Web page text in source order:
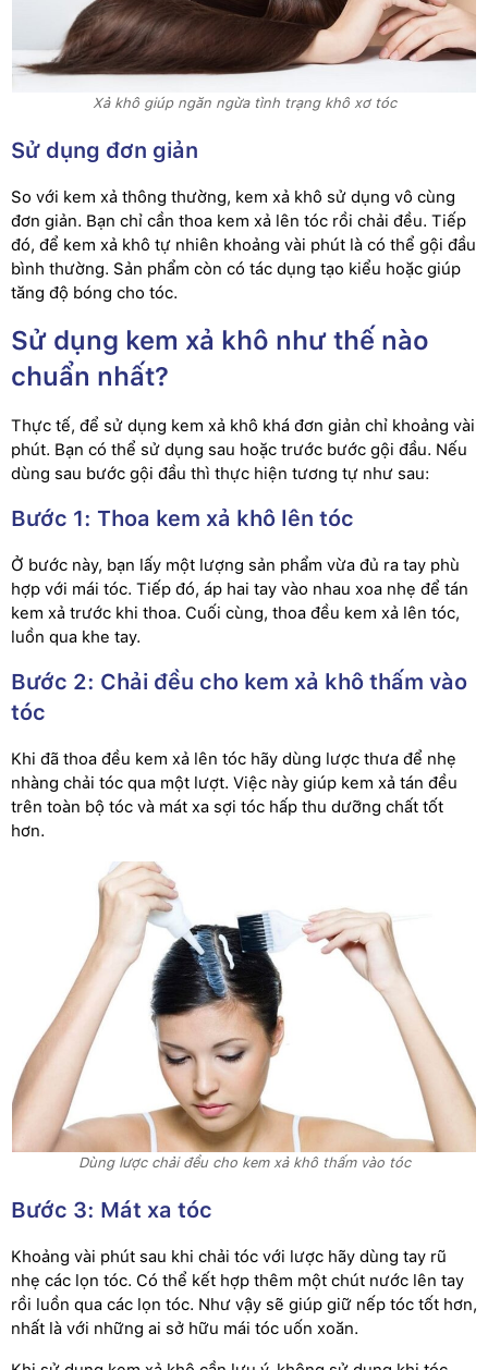
Xả khô giúp ngăn ngừa tình trạng khô xơ tóc
Sử dụng đơn giản
So với kem xả thông thường, kem xả khô sử dụng vô cùng
đơn giản. Bạn chỉ cần thoa kem xả lên tóc rồi chải đều. Tiếp
đó, để kem xả khô tự nhiên khoảng vài phút là có thể gội đầu
bình thường. Sản phẩm còn có tác dụng tạo kiểu hoặc giúp
tăng độ bóng cho tóc.
Sử dụng kem xả khô như thế nào
chuẩn nhất?
Thực tế, để sử dụng kem xả khô khá đơn giản chỉ khoảng vài
phút. Bạn có thể sử dụng sau hoặc trước bước gội đầu. Nếu
dùng sau bước gội đầu thì thực hiện tương tự như sau:
Bước 1: Thoa kem xả khô lên tóc
Ở bước này, bạn lấy một lượng sản phẩm vừa đủ ra tay phù
hợp với mái tóc. Tiếp đó, áp hai tay vào nhau xoa nhẹ để tán
kem xả trước khi thoa. Cuối cùng, thoa đều kem xả lên tóc,
luồn qua khe tay.
Bước 2: Chải đều cho kem xả khô thấm vào
tóc
Khi đã thoa đều kem xả lên tóc hãy dùng lược thưa để nhẹ
nhàng chải tóc qua một lượt. Việc này giúp kem xả tán đều
trên toàn bộ tóc và mát xa sợi tóc hấp thu dưỡng chất tốt
hơn.
Dùng lược chải đều cho kem xả khô thấm vào tóc
Bước 3: Mát xa tóc
Khoảng vài phút sau khi chải tóc với lược hãy dùng tay rũ
nhẹ các lọn tóc. Có thể kết hợp thêm một chút nước lên tay
rồi luồn qua các lọn tóc. Như vậy sẽ giúp giữ nếp tóc tốt hơn,
nhất là với những ai sở hữu mái tóc uốn xoăn.